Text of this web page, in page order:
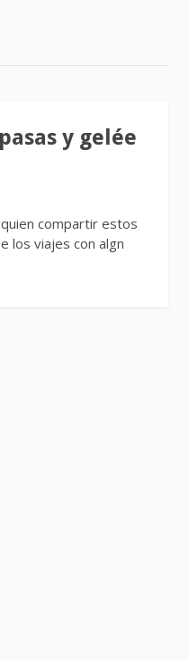
y gelée
compartir estos
los viajes con algn